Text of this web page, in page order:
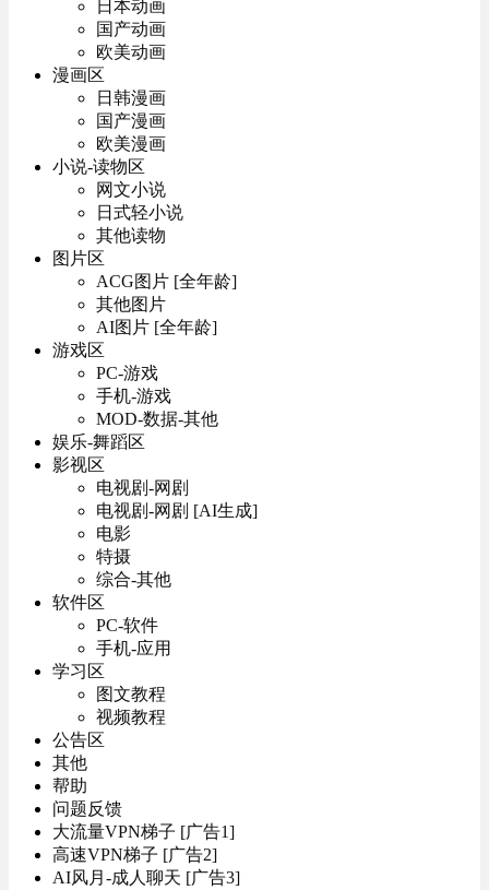
日本动画
国产动画
欧美动画
漫画区
日韩漫画
国产漫画
欧美漫画
小说-读物区
网文小说
日式轻小说
其他读物
图片区
ACG图片 [全年龄]
其他图片
AI图片 [全年龄]
游戏区
PC-游戏
手机-游戏
MOD-数据-其他
娱乐-舞蹈区
影视区
电视剧-网剧
电视剧-网剧 [AI生成]
电影
特摄
综合-其他
软件区
PC-软件
手机-应用
学习区
图文教程
视频教程
公告区
其他
帮助
问题反馈
大流量VPN梯子 [广告1]
高速VPN梯子 [广告2]
AI风月-成人聊天 [广告3]